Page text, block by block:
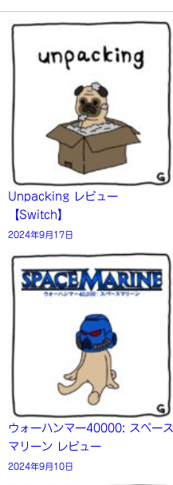
Unpacking レビュー
【Switch】
2024年9月17日
ウォーハンマー40000: スペース
マリーン レビュー
2024年9月10日